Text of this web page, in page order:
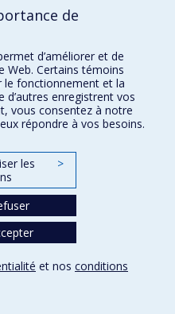
physique
de
d’améliorer et de
Web. Certains témoins
le fonctionnement et la
d’autres enregistrent vos
vous consentez à notre
répondre à vos besoins.
les
>
et nos conditions